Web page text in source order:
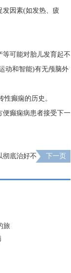
发因素(如发热、疲
可能对胎儿发育起不
动和智能)有无颅脑外
癫痫的历史。
便癫痫病患者接受下一
彻底治好不 下一页
旅